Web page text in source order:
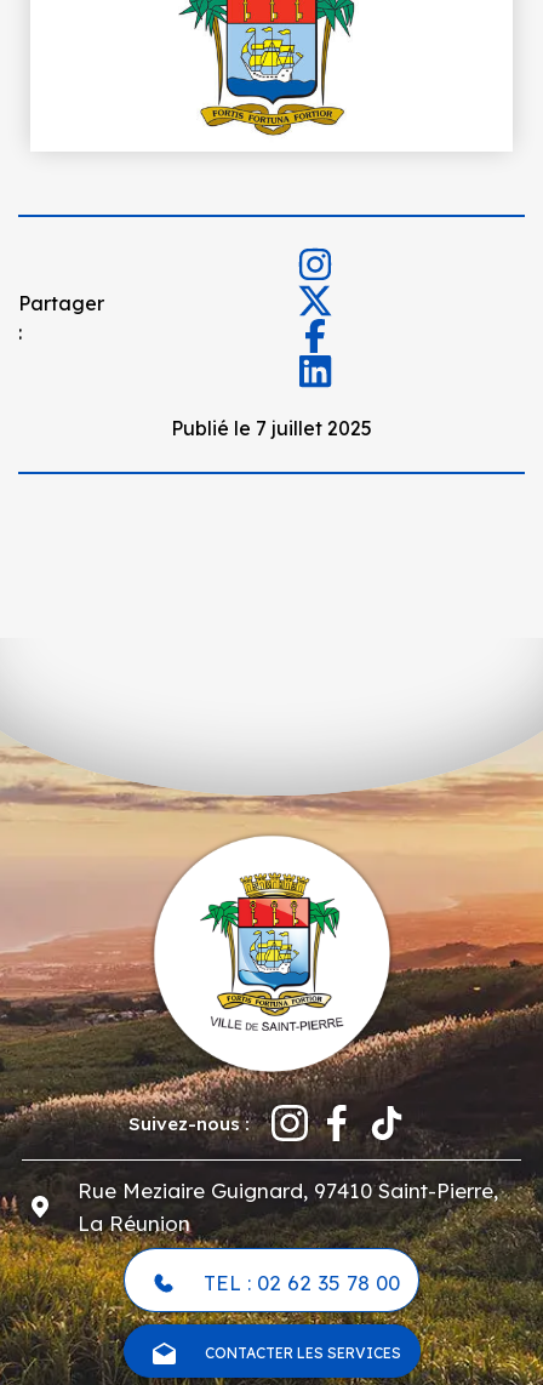
Partager
:
Publié le 7 juillet 2025
Suivez-nous :
Rue Meziaire Guignard, 97410 Saint-Pierre,
La Réunion
TEL : 02 62 35 78 00
CONTACTER LES SERVICES